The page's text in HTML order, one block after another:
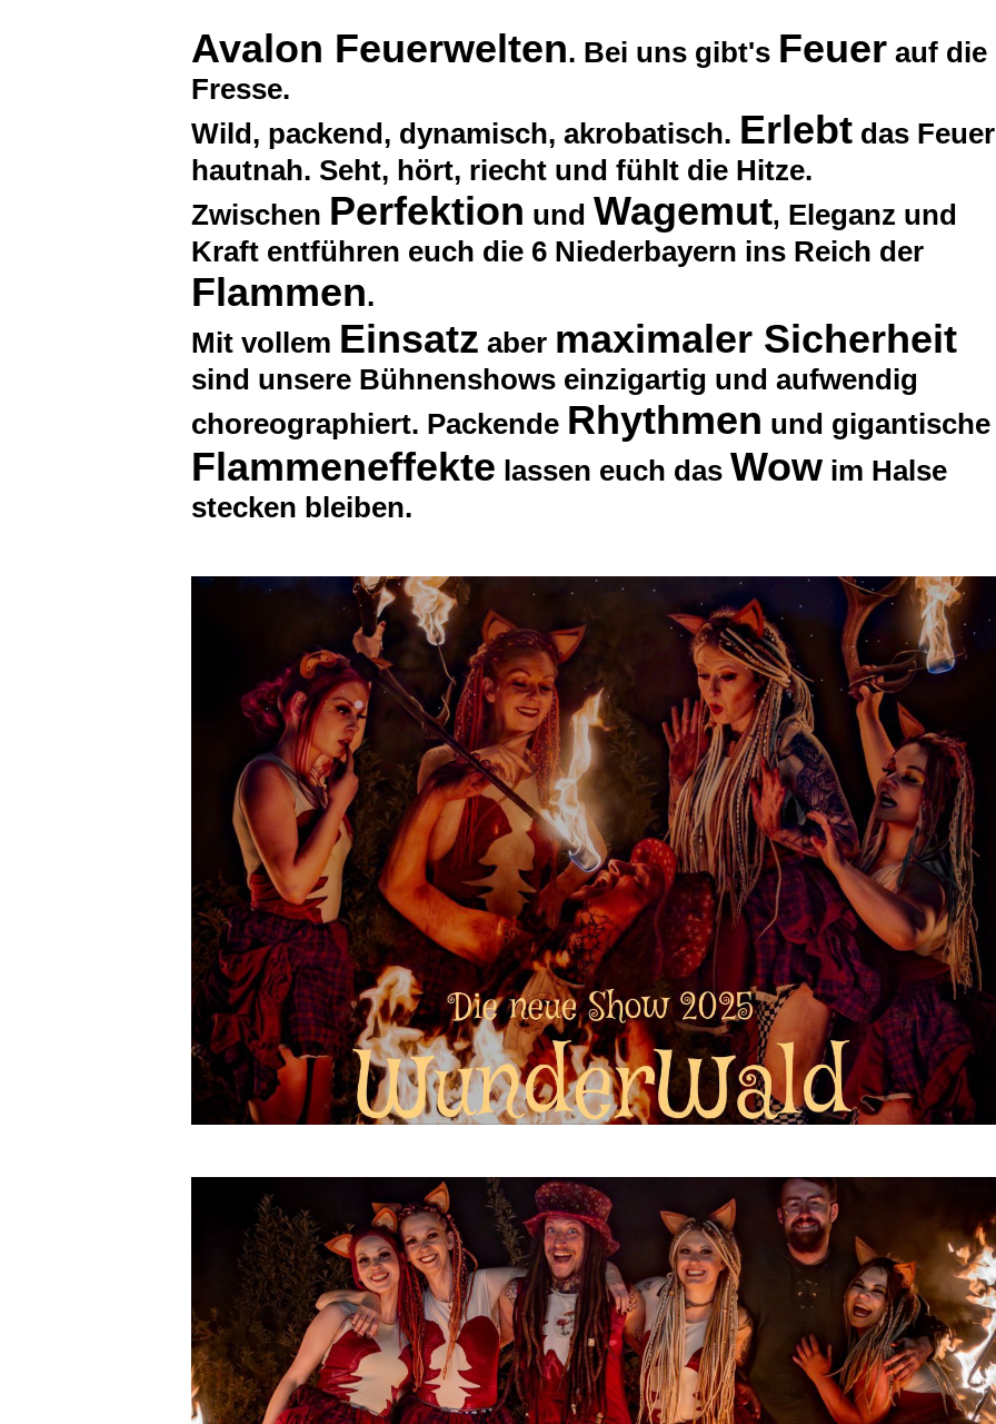
Avalon Feuerwelten. Bei uns gibt's Feuer auf die
Fresse.
Wild, packend, dynamisch, akrobatisch. Erlebt das Feuer
hautnah. Seht, hört, riecht und fühlt die Hitze.
Zwischen Perfektion und Wagemut, Eleganz und
Kraft entführen euch die 6 Niederbayern ins Reich der
Flammen.
Mit vollem Einsatz aber maximaler Sicherheit
sind unsere Bühnenshows einzigartig und aufwendig
choreographiert. Packende Rhythmen und gigantische
Flammeneffekte lassen euch das Wow im Halse
stecken bleiben.